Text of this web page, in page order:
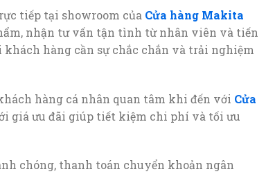
tiếp tại showroom của Cửa hàng Makita
nhận tư vấn tận tình từ nhân viên và tiến
hàng cần sự chắc chắn và trải nghiệm
hàng cá nhân quan tâm khi đến với Cửa
giá ưu đãi giúp tiết kiệm chi phí và tối ưu
chóng, thanh toán chuyển khoản ngân